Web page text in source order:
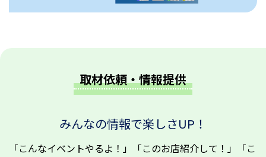
取材依頼・情報提供
みんなの情報で楽しさUP！
「こんなイベントやるよ！」「このお店紹介して！」「こ